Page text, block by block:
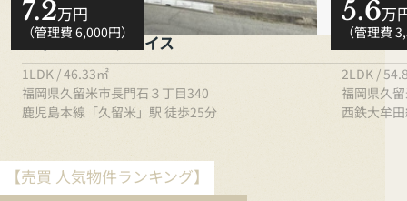
7.2万円
（管理費 6,000円）
シャーメゾングレイス
1LDK / 46.33㎡
福岡県久留米市長門石３丁目340
鹿児島本線「久留米」駅 徒歩25分
5.6万
（管理費
サンハ
2LDK /
福岡県久
西鉄大牟
【売買 人気物件ランキング】